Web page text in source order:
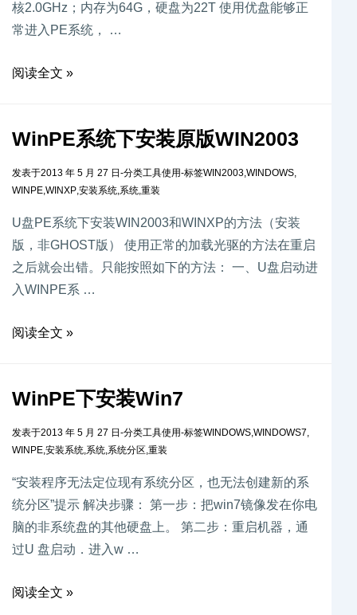
核2.0GHz；内存为64G，硬盘为22T 使用优盘能够正
常进入PE系统， …
阅读全文 »
WinPE系统下安装原版WIN2003
发表于2013 年 5 月 27 日 -分类工具使用-标签WIN2003,WINDOWS,
WINPE,WINXP,安装系统,系统,重装
U盘PE系统下安装WIN2003和WINXP的方法（安装
版，非GHOST版） 使用正常的加载光驱的方法在重启
之后就会出错。只能按照如下的方法： 一、U盘启动进
入WINPE系 …
阅读全文 »
WinPE下安装Win7
发表于2013 年 5 月 27 日 -分类工具使用-标签WINDOWS,WINDOWS7,
WINPE,安装系统,系统,系统分区,重装
“安装程序无法定位现有系统分区，也无法创建新的系
统分区”提示 解决步骤： 第一步：把win7镜像发在你电
脑的非系统盘的其他硬盘上。 第二步：重启机器，通
过U 盘启动．进入w …
阅读全文 »